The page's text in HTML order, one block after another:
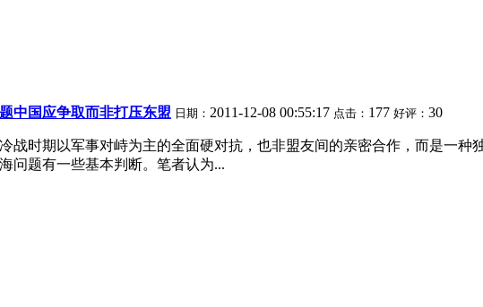
中国应争取而非打压东盟 日期： 2011-12-08 00:55:17 点击： 177 好评： 30
战时期以军事对峙为主的全面硬对抗，也非盟友间的亲密合作，而是一种
问题有一些基本判断。笔者认为...